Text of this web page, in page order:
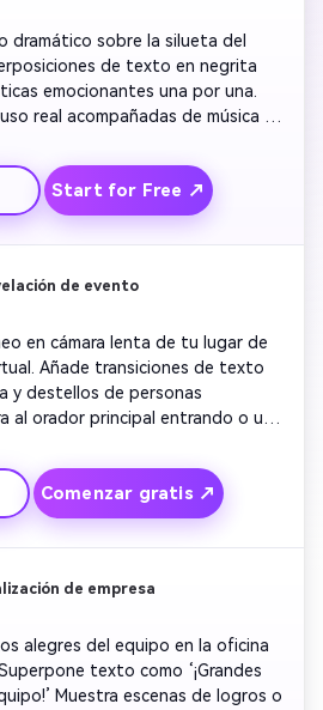
dramático sobre la silueta del
de texto en negrita
emocionantes una por una.
real acompañadas de música
de innovación. Transiciona a
de la audiencia. Finaliza
alentador y una desaparición
del logotipo de la marca.
Start for Free ↗
de evento
en cámara lenta de tu lugar de
Añade transiciones de texto
y destellos de personas
al orador principal entrando o una
hora superpuestas con gráficos
transiciones de confeti y un
eslogan invitando a la audiencia a unirse en vivo.
Comenzar gratis ↗
de empresa
alegres del equipo en la oficina
texto como ‘¡Grandes
Muestra escenas de logros o